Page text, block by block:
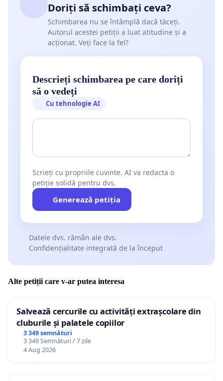
Doriți să schimbați ceva?
Schimbarea nu se întâmplă dacă tăceți.
Autorul acestei petiții a luat atitudine și a
acționat. Veți face la fel?
Descrieți schimbarea pe care doriți
să o vedeți
Cu tehnologie AI
Scrieți cu propriile cuvinte. AI va redacta o
petiție solidă pentru dvs.
Generează petiția
Datele dvs. rămân ale dvs.
Confidențialitate integrată de la început
Alte petiții care v-ar putea interesa
Salvează cercurile cu activități extrașcolare din
cluburile și palatele copiilor
3 349 semnături
3 349 Semnături / 7 zile
4 Aug 2026